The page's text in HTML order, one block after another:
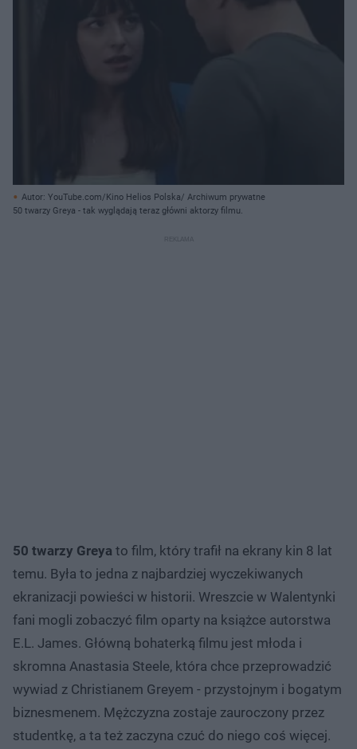
Autor: YouTube.com/Kino Helios Polska/ Archiwum prywatne
50 twarzy Greya - tak wyglądają teraz główni aktorzy filmu.
50 twarzy Greya to film, który trafił na ekrany kin 8 lat
temu. Była to jedna z najbardziej wyczekiwanych
ekranizacji powieści w historii. Wreszcie w Walentynki
fani mogli zobaczyć film oparty na książce autorstwa
E.L. James. Główną bohaterką filmu jest młoda i
skromna Anastasia Steele, która chce przeprowadzić
wywiad z Christianem Greyem - przystojnym i bogatym
biznesmenem. Mężczyzna zostaje zauroczony przez
studentkę, a ta też zaczyna czuć do niego coś więcej.